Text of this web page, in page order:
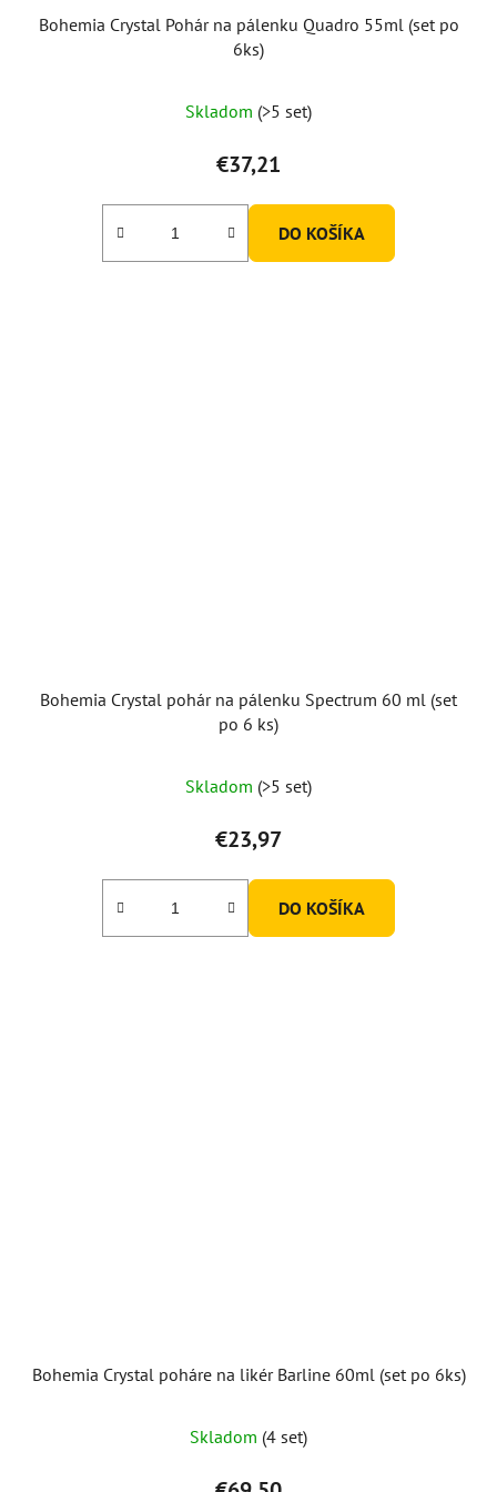
Bohemia Crystal Pohár na pálenku Quadro 55ml (set po
6ks)
hodnotenie
produktu
je
5,0
Skladom (>5 set)
€37,21
DO KOŠÍKA
Bohemia Crystal pohár na pálenku Spectrum 60 ml (set
po 6 ks)
hodnotenie
produktu
je
5,0
Skladom (>5 set)
€23,97
DO KOŠÍKA
Bohemia Crystal poháre na likér Barline 60ml (set po 6ks)
Skladom (4 set)